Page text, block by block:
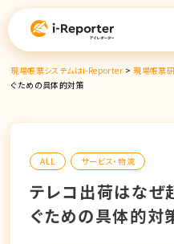
容
現場帳票システムはi-Reporter >現場帳票
ぐための具体的対策
ALL サービス・物流
テレコ出荷はなぜ
ぐための具体的対